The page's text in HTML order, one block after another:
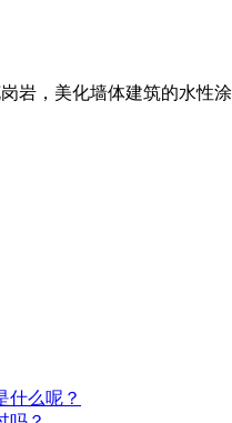
岩，美化墙体建筑的水性
什么呢？